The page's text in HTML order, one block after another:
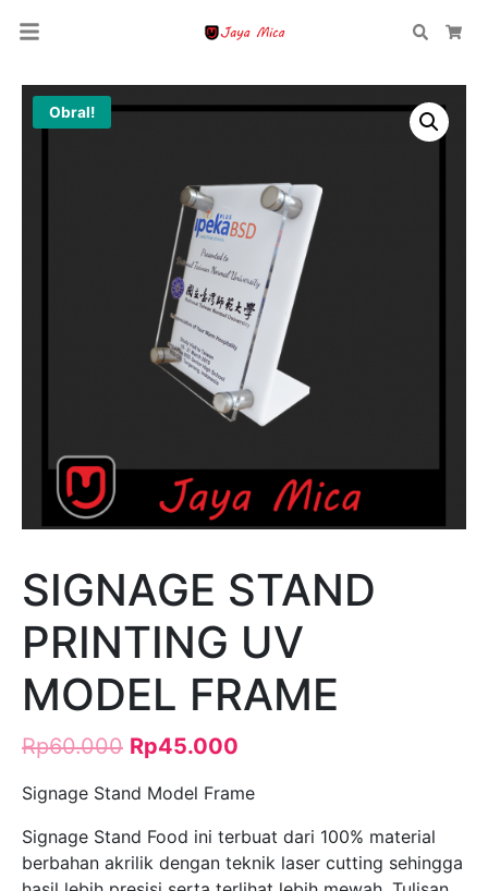
Search
Obral!
SIGNAGE STAND
PRINTING UV
MODEL FRAME
Rp60.000 Rp45.000
Signage Stand Model Frame
Signage Stand Food ini terbuat dari 100% material
berbahan akrilik dengan teknik laser cutting sehingga